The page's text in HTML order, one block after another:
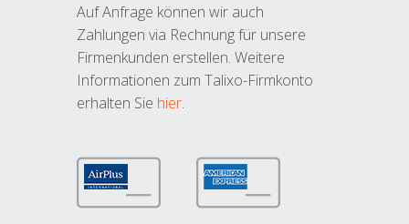
Auf Anfrage können wir auch
Zahlungen via Rechnung für unsere
Firmenkunden erstellen. Weitere
Informationen zum Talixo-Firmkonto
erhalten Sie hier.